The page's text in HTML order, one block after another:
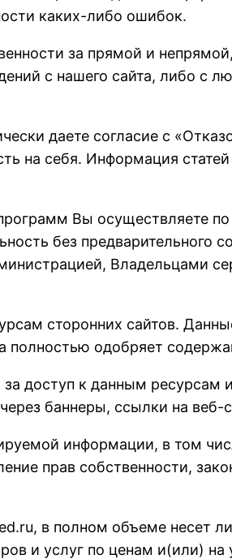
каких-либо ошибок.
за прямой и
с нашего сайта, либо с
даете согласие с
на себя. Информация
Вы осуществляете
без предварительного
Владельцами
сторонних сайтов.
полностью одобряет
доступ к данным ресурсам
баннеры, ссылки на веб-
информации, в том
прав собственности,
в полном объеме несет
и услуг по ценам и(или)